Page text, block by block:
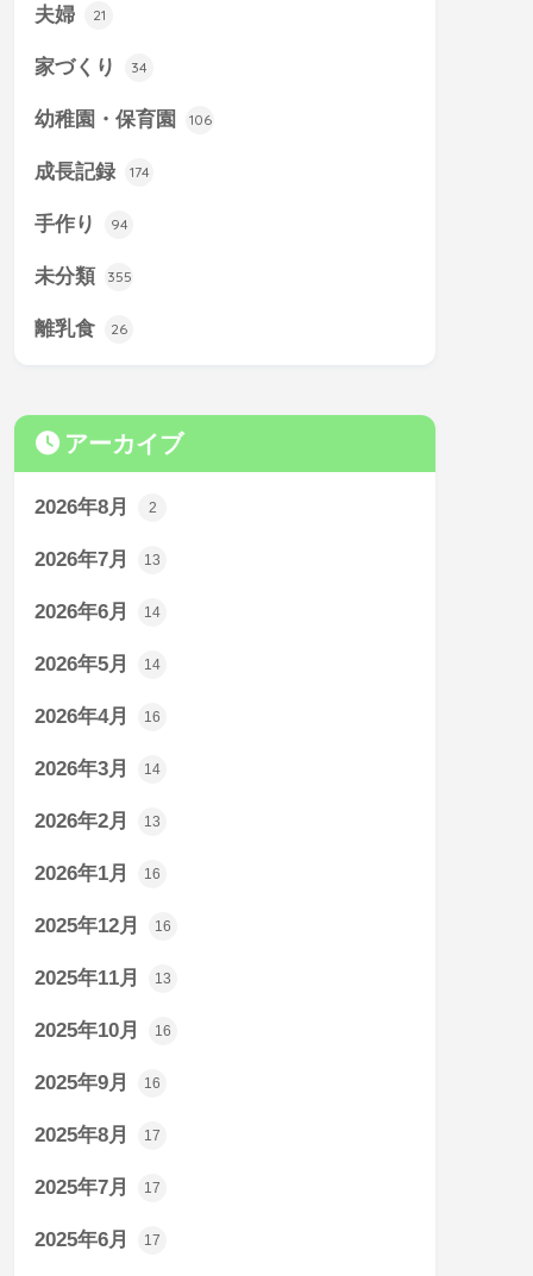
夫婦 21
家づくり 34
幼稚園・保育園 106
成長記録 174
手作り 94
未分類 355
離乳食 26
アーカイブ
2026年8月 2
2026年7月 13
2026年6月 14
2026年5月 14
2026年4月 16
2026年3月 14
2026年2月 13
2026年1月 16
2025年12月 16
2025年11月 13
2025年10月 16
2025年9月 16
2025年8月 17
2025年7月 17
2025年6月 17